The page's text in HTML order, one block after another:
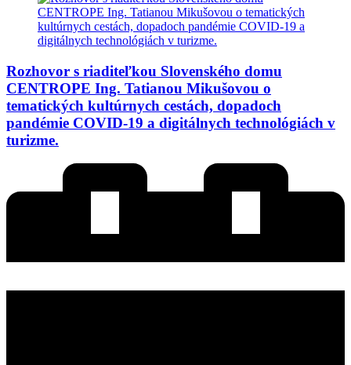
Rozhovor s riaditeľkou Slovenského domu
CENTROPE Ing. Tatianou Mikušovou o
tematických kultúrnych cestách, dopadoch
pandémie COVID-19 a digitálnych technológiách v
turizme.